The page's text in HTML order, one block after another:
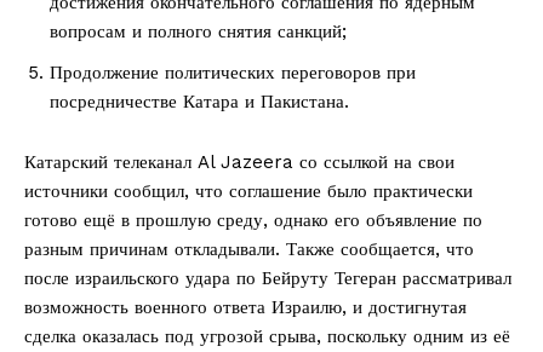
вопросам и полного снятия санкций;
Продолжение политических переговоров при
посредничестве Катара и Пакистана.
Катарский телеканал Al Jazeera со ссылкой на свои
источники сообщил, что соглашение было практически
готово ещё в прошлую среду, однако его объявление по
разным причинам откладывали. Также сообщается, что
после израильского удара по Бейруту Тегеран рассматривал
возможность военного ответа Израилю, и достигнутая
сделка оказалась под угрозой срыва, поскольку одним из её